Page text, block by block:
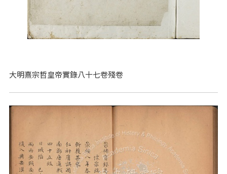
大明熹宗哲皇帝實錄八十七卷殘卷